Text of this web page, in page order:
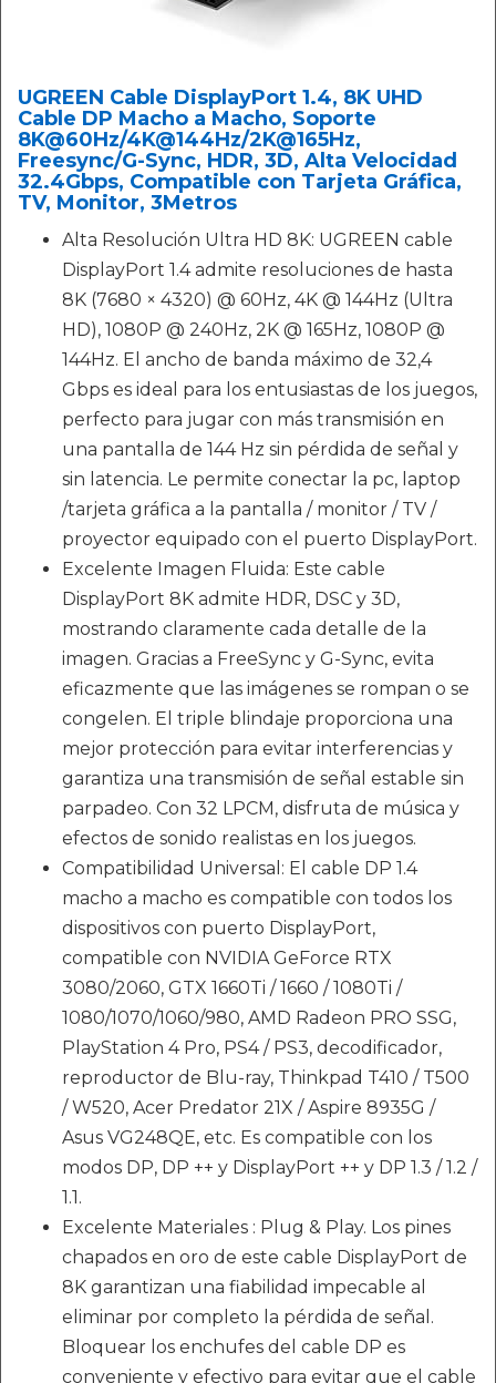
UGREEN Cable DisplayPort 1.4, 8K UHD
Cable DP Macho a Macho, Soporte
8K@60Hz/4K@144Hz/2K@165Hz,
Freesync/G-Sync, HDR, 3D, Alta Velocidad
32.4Gbps, Compatible con Tarjeta Gráfica,
TV, Monitor, 3Metros
Alta Resolución Ultra HD 8K: UGREEN cable
DisplayPort 1.4 admite resoluciones de hasta
8K (7680 × 4320) @ 60Hz, 4K @ 144Hz (Ultra
HD), 1080P @ 240Hz, 2K @ 165Hz, 1080P @
144Hz. El ancho de banda máximo de 32,4
Gbps es ideal para los entusiastas de los juegos,
perfecto para jugar con más transmisión en
una pantalla de 144 Hz sin pérdida de señal y
sin latencia. Le permite conectar la pc, laptop
/tarjeta gráfica a la pantalla / monitor / TV /
proyector equipado con el puerto DisplayPort.
Excelente Imagen Fluida: Este cable
DisplayPort 8K admite HDR, DSC y 3D,
mostrando claramente cada detalle de la
imagen. Gracias a FreeSync y G-Sync, evita
eficazmente que las imágenes se rompan o se
congelen. El triple blindaje proporciona una
mejor protección para evitar interferencias y
garantiza una transmisión de señal estable sin
parpadeo. Con 32 LPCM, disfruta de música y
efectos de sonido realistas en los juegos.
Compatibilidad Universal: El cable DP 1.4
macho a macho es compatible con todos los
dispositivos con puerto DisplayPort,
compatible con NVIDIA GeForce RTX
3080/2060, GTX 1660Ti / 1660 / 1080Ti /
1080/1070/1060/980, AMD Radeon PRO SSG,
PlayStation 4 Pro, PS4 / PS3, decodificador,
reproductor de Blu-ray, Thinkpad T410 / T500
/ W520, Acer Predator 21X / Aspire 8935G /
Asus VG248QE, etc. Es compatible con los
modos DP, DP ++ y DisplayPort ++ y DP 1.3 / 1.2 /
1.1.
Excelente Materiales : Plug & Play. Los pines
chapados en oro de este cable DisplayPort de
8K garantizan una fiabilidad impecable al
eliminar por completo la pérdida de señal.
Bloquear los enchufes del cable DP es
conveniente y efectivo para evitar que el cable